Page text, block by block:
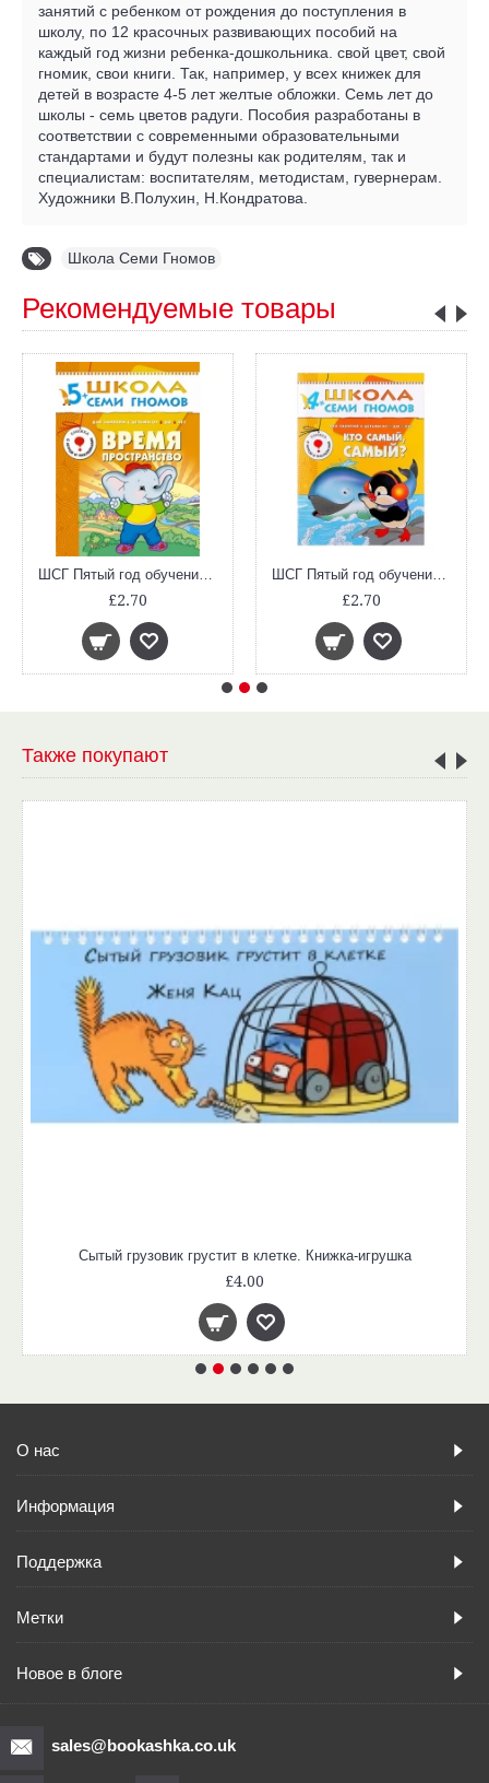
занятий с ребенком от рождения до поступления в
школу, по 12 красочных развивающих пособий на
каждый год жизни ребенка-дошкольника. свой цвет, свой
гномик, свои книги. Так, например, у всех книжек для
детей в возрасте 4-5 лет желтые обложки. Семь лет до
школы - семь цветов радуги. Пособия разработаны в
соответствии с современными образовательными
стандартами и будут полезны как родителям, так и
специалистам: воспитателям, методистам, гувернерам.
Художники В.Полухин, Н.Кондратова.
Школа Семи Гномов
Рекомендуемые товары
£2.70 £2.70
Также покупают
Сытый грузовик грустит в клетке. Книжка-игрушка
£4.00
О нас
Информация
Поддержка
Метки
Новое в блоге
sales@bookashka.co.uk